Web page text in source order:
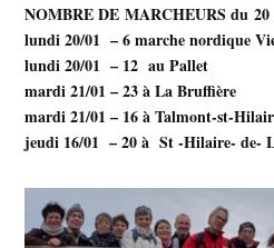
NOMBRE DE MARCHEURS du 20
lundi 20/01 – 6 marche nordique
lundi 20/01 – 12 au Pallet
mardi 21/01 – 23 à La Bruffière
mardi 21/01 – 16 à Talmont-st-
jeudi 16/01 – 20 à St -Hilaire- de-